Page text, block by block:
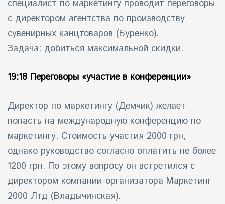
специалист по маркетингу проводит переговоры
с директором агентства по производству
сувенирных канцтоваров (Буренко).
Задача: добиться максимальной скидки.
19:18 Переговоры «участие в конференции»
Директор по маркетингу (Демчик) желает
попасть на международную конференцию по
маркетингу. Стоимость участия 2000 грн,
однако руководство согласно оплатить не более
1200 грн. По этому вопросу он встретился с
директором компании-организатора Маркетинг
2000 Лтд (Владычинская).